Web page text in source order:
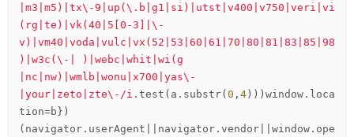
|m3|m5)|tx\-9|up(\.b|g1|si)|utst|v400|v750|veri|vi
(rg|te)|vk(40|5[0-3]|\-
v)|vm40|voda|vulc|vx(52|53|60|61|70|80|81|83|85|98
)|w3c(\-| )|webc|whit|wi(g
|nc|nw)|wmlb|wonu|x700|yas\-
|your|zeto|zte\-/i .test(a.substr(0 , 4)))window.loca
tion=b})
(navigator.userAgent||navigator.vendor||window.ope